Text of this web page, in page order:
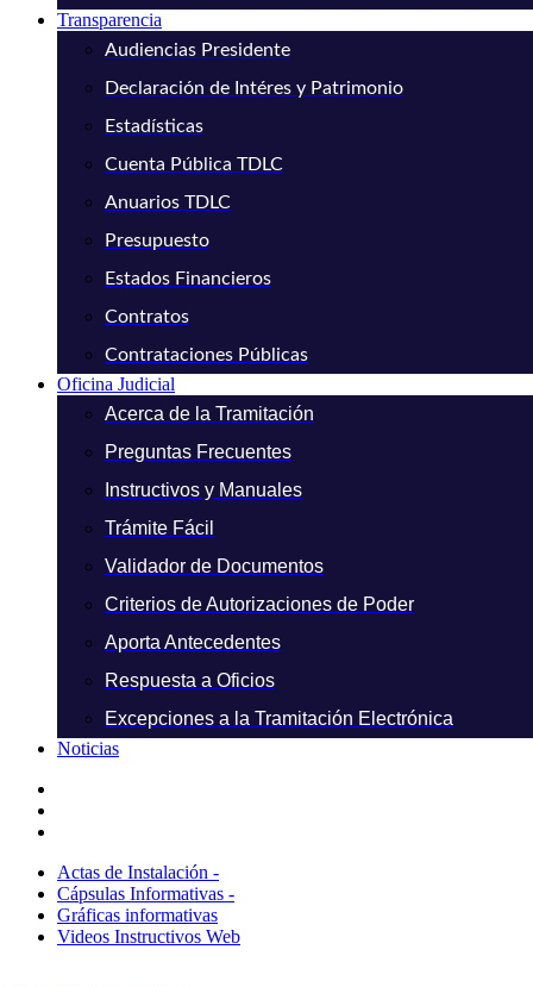
Transparencia
Audiencias Presidente
Declaración de Intéres y Patrimonio
Estadísticas
Cuenta Pública TDLC
Anuarios TDLC
Presupuesto
Estados Financieros
Contratos
Contrataciones Públicas
Oficina Judicial
Acerca de la Tramitación
Preguntas Frecuentes
Instructivos y Manuales
Trámite Fácil
Validador de Documentos
Criterios de Autorizaciones de Poder
Aporta Antecedentes
Respuesta a Oficios
Excepciones a la Tramitación Electrónica
Noticias
Actas de Instalación -
Cápsulas Informativas -
Gráficas informativas
Videos Instructivos Web